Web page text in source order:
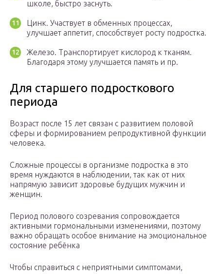
школе, быстро заснуть.
Цинк. Участвует в обменных процессах,
улучшает аппетит, способствует росту подростка.
Железо. Транспортирует кислород к тканям.
Благодаря этому улучшается память и пр.
Для старшего подросткового
периода
Возраст после 15 лет связан с развитием половой
сферы и формированием репродуктивной функции
человека.
Сложные процессы в организме подростка в это
время нуждаются в наблюдении, так как от них
напрямую зависит здоровье будущих мужчин и
женщин.
Период полового созревания сопровождается
активными гормональными изменениями, поэтому
важно обращать особое внимание на эмоциональное
состояние ребёнка
Чтобы справиться с неприятными симптомами,